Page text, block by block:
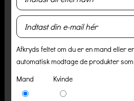
Afkryds feltet om du er en mand eller
automatisk modtage de produkter
Mand
Kvinde